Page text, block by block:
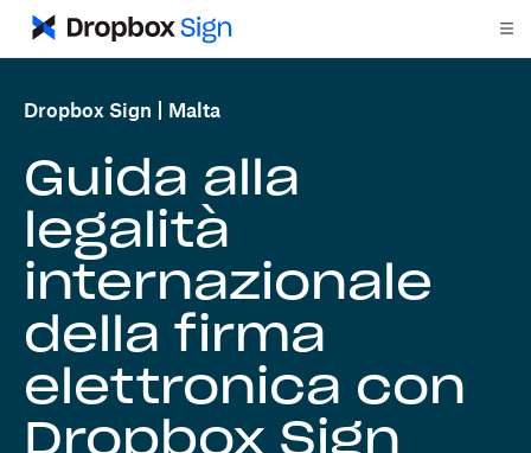
Dropbox Sign Malta
Guida alla
legalità
internazionale
della firma
elettronica con
Dropbox Sign